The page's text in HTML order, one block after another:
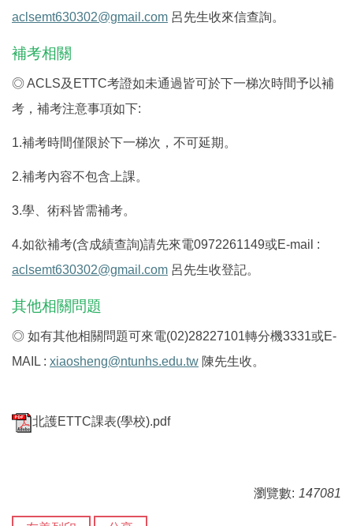
aclsemt630302@gmail.com 呂先生收來信查詢。
補考相關
◎ACLS及 ETTC考證如未通過皆可於下一梯次時間予以補
考，補考注意事項如下:
1.補考時間僅限於下一梯次，不可延期。
2.補考內容不包含上課。
3.學、術科皆需補考。
4.如欲補考(含成績查詢)請先來電0972261149或E-mail :
aclsemt630302@gmail.com 呂先生收登記。
其他相關問題
◎ 如有其他相關問題可來電(02)28227101轉分機3331或E-
MAIL : xiaosheng@ntunhs.edu.tw 陳先生收。
北護ETTC課表(學校).pdf
瀏覽數: 147081